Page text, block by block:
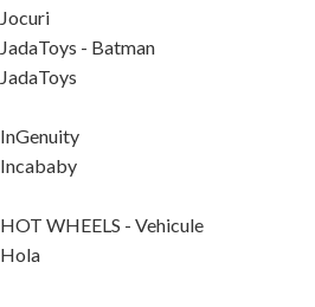
Jocuri
JadaToys - Batman
JadaToys
InGenuity
Incababy
HOT WHEELS - Vehicule
Hola